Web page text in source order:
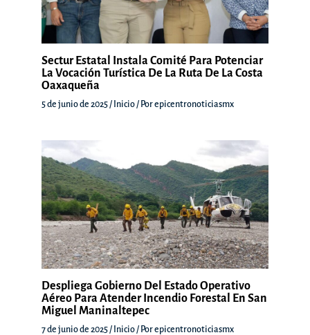
Sectur Estatal Instala Comité Para Potenciar
La Vocación Turística De La Ruta De La Costa
Oaxaqueña
5 de junio de 2025/ Inicio/ Porepicentronoticiasmx
Despliega Gobierno Del Estado Operativo
Aéreo Para Atender Incendio Forestal En San
Miguel Maninaltepec
7 de junio de 2025 / Inicio / Porepicentronoticiasmx